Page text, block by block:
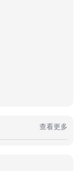
查看更多